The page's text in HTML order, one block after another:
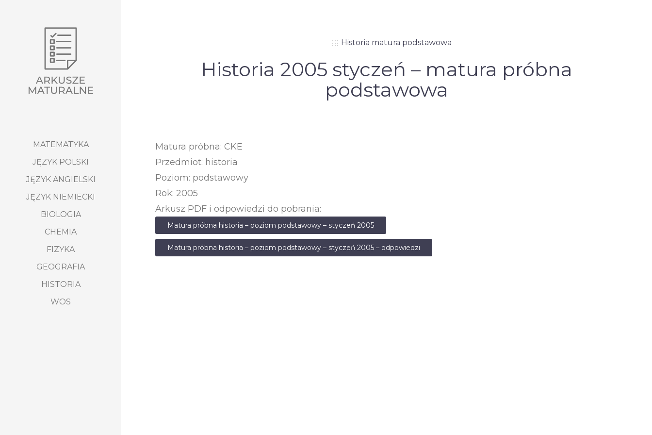
MATEMATYKA
JĘZYK POLSKI
JĘZYK ANGIELSKI
JĘZYK NIEMIECKI
BIOLOGIA
CHEMIA
FIZYKA
GEOGRAFIA
HISTORIA
WOS
Historia matura podstawowa
Historia 2005 styczeń – matura próbna
podstawowa
Matura próbna: CKE
Przedmiot: historia
Poziom: podstawowy
Rok: 2005
Arkusz PDF i odpowiedzi do pobrania:
Matura próbna historia – poziom podstawowy – styczeń 2005
Matura próbna historia – poziom podstawowy – styczeń 2005 – odpowiedzi